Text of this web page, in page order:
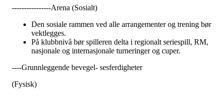
----------------Arena (Sosialt)
Den sosiale rammen ved alle arrangementer og trening bør
vektlegges.
På klubbnivå bør spilleren delta i regionalt seriespill, RM,
nasjonale og internasjonale turneringer og cuper.
----Grunnleggende bevegel- sesferdigheter
(Fysisk)